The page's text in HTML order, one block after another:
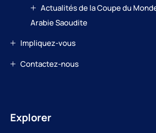
Actualités de la Coupe du
Arabie Saoudite
Impliquez-vous
Contactez-nous
Explorer